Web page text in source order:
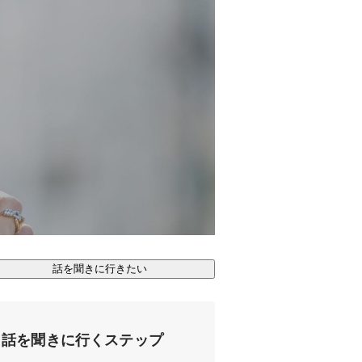
話を聞きに行きたい
話を聞きに行くステップ